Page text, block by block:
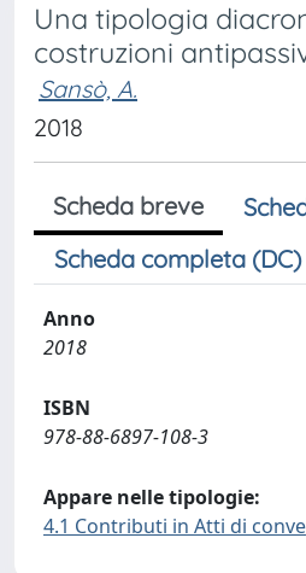
Una tipologia
costruzioni
Sansò, A.
2018
Scheda breve
Scheda completa (DC)
Anno
2018
ISBN
978-88-6897-108-3
Appare nelle tipologie:
4.1 Contributi in Atti di